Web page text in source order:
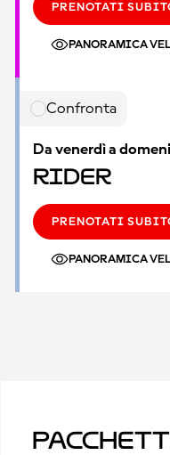
PRENOTATI
PANORAMICA
Confronta
Da venerdì a
Rider
PRENOTATI
PANORAMICA